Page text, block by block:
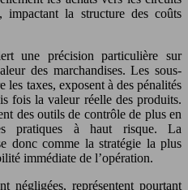
la structure des coûts
une précision particulière sur
des marchandises. Les sous-
les taxes, exposent à des pénalités
fois la valeur réelle des produits.
des outils de contrôle de plus en
pratiques à haut risque. La
donc comme la stratégie la plus
immédiate de l’opération.
négligées, représentent pourtant